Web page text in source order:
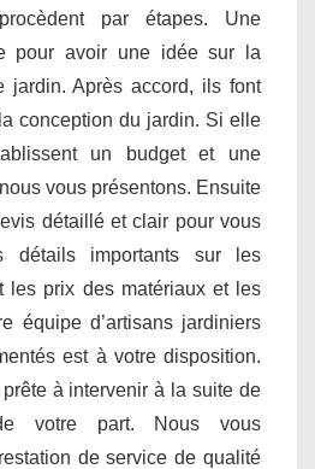
par étapes. Une
pour avoir une idée sur la
jardin. Après accord, ils font
conception du jardin. Si elle
un budget et une
vous présentons. Ensuite
détaillé et clair pour vous
détails importants sur les
les prix des matériaux et les
équipe d’artisans jardiniers
est à votre disposition.
à intervenir à la suite de
votre part. Nous vous
de service de qualité